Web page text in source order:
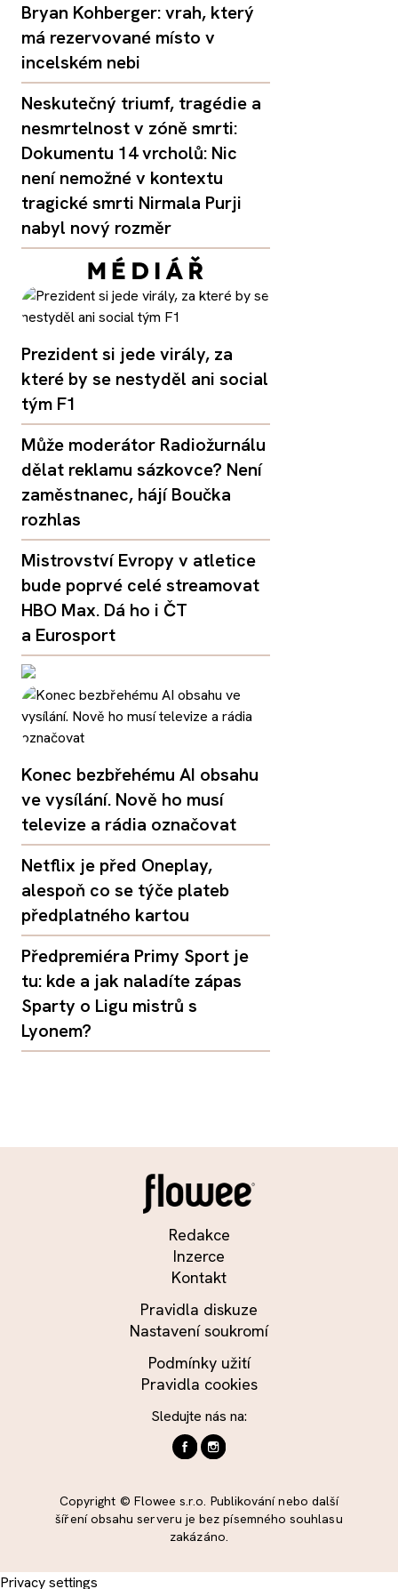
Bryan Kohberger: vrah, který
má rezervované místo v
incelském nebi
Neskutečný triumf, tragédie a
nesmrtelnost v zóně smrti:
Dokumentu 14 vrcholů: Nic
není nemožné v kontextu
tragické smrti Nirmala Purji
nabyl nový rozměr
Prezident si jede virály, za
které by se nestyděl ani social
tým F1
Může moderátor Radiožurnálu
dělat reklamu sázkovce? Není
zaměstnanec, hájí Boučka
rozhlas
Mistrovství Evropy v atletice
bude poprvé celé streamovat
HBO Max. Dá ho i ČT
a Eurosport
Konec bezbřehému AI obsahu
ve vysílání. Nově ho musí
televize a rádia označovat
Netflix je před Oneplay,
alespoň co se týče plateb
předplatného kartou
Předpremiéra Primy Sport je
tu: kde a jak naladíte zápas
Sparty o Ligu mistrů s
Lyonem?
Redakce
Inzerce
Kontakt
Pravidla diskuze
Nastavení soukromí
Podmínky užití
Pravidla cookies
Sledujte nás na:
Copyright © Flowee s.r.o. Publikování nebo další
šíření obsahu serveru je bez písemného souhlasu
zakázáno.
Privacy settings